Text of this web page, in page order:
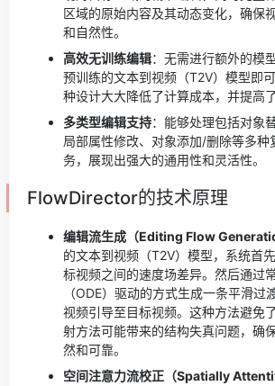
区域的原始内容及其动态变化，确保
和自然性。
高效无训练编辑：无需进行额外的模
预训练的文本到视频（T2V）模型即
种设计大大降低了计算成本，并提高
多类型编辑支持：能够处理包括对象
局部属性修改、对象添加/删除等多种
务，展现出强大的通用性和灵活性。
FlowDirector的技术原理
编辑流生成（Editing Flow
的文本到视频（T2V）模型，系统首
标视频之间的速度场差异。然后通过
（ODE）驱动的方式生成一条平滑过
视频引导至目标视频。这种方法避免
射方法可能带来的结构失真问题，确
然和可靠。
空间注意力流校正（Spatially